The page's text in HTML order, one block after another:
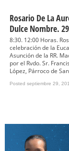
Rosario De La
Dulce Nombre.
8:30. 12:00 Horas.
celebración de la
Asunción de la RR.
por el Rvdo. Sr.
López, Párroco de
Posted septiembre 29,